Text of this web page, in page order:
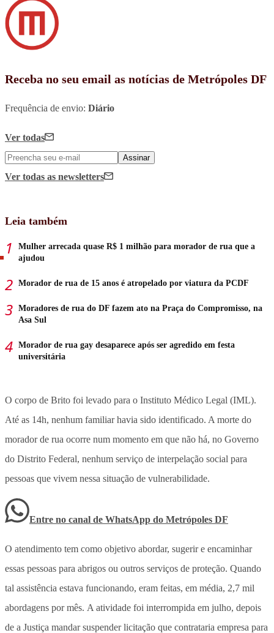
Receba no seu email as notícias de Metrópoles DF
Frequência de envio: Diário
Ver todas
Assinar
Ver todas as newsletters
Leia também
Mulher arrecada quase R$ 1 milhão para morador de rua que a
ajudou
Morador de rua de 15 anos é atropelado por viatura da PCDF
Moradores de rua do DF fazem ato na Praça do Compromisso, na
Asa Sul
Morador de rua gay desaparece após ser agredido em festa
universitária
O corpo de Brito foi levado para o Instituto Médico Legal (IML).
Até as 14h, nenhum familiar havia sido identificado. A morte do
morador de rua ocorre num momento em que não há, no Governo
do Distrito Federal, nenhum serviço de interpelação social para
pessoas que vivem nessa situação de vulnerabilidade.
Entre no canal de WhatsApp do Metrópoles DF
O atendimento tem como objetivo abordar, sugerir e encaminhar
essas pessoas para abrigos ou outros serviços de proteção. Quando
tal assistência estava funcionando, eram feitas, em média, 2,7 mil
abordagens por mês. A atividade foi interrompida em julho, depois
de a Justiça mandar suspender licitação que contrataria empresa para